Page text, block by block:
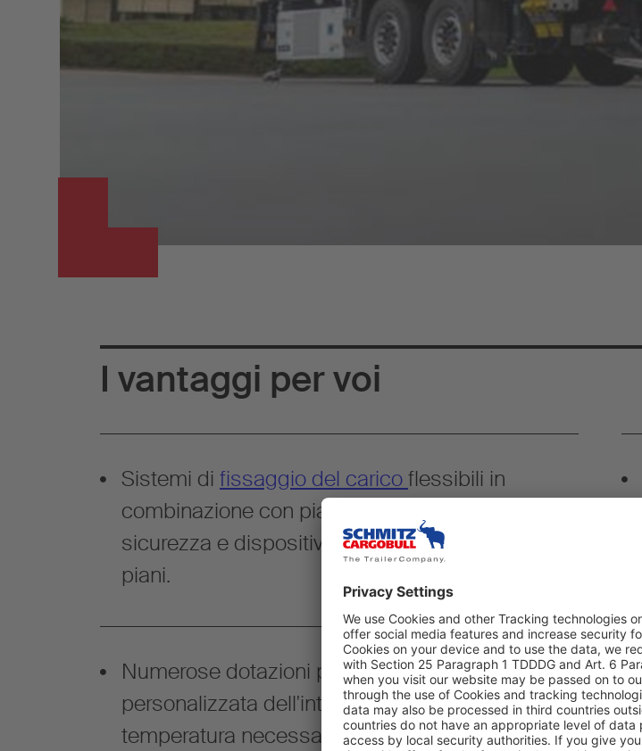
I vantaggi per voi
Sistemi di fissaggio del caricoflessibili in
combinazione con pianale multifunzione, barre di
sicurezza e dispositivo di caricamento su due
piani.
Numerose dotazioni per la suddivisione
personalizzata dell'interno nelle zone di
temperatura necessarie nel trasporto MultiTemp.